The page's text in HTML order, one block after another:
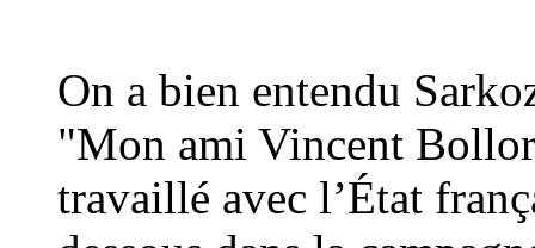
On a bien entendu
"Mon ami Vincent
travaillé avec l’État